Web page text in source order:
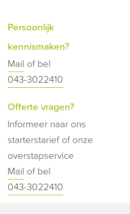
Persoonlijk
kennismaken?
Mail of bel
043-3022410
Offerte vragen?
Informeer naar ons
starterstarief of onze
overstapservice
Mail of bel
043-3022410